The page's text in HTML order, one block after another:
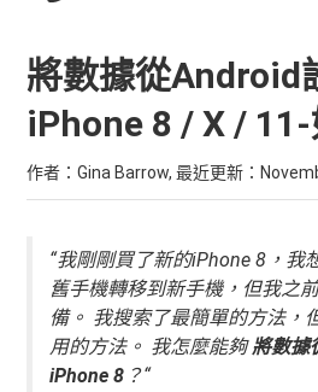
將數據從Android
iPhone 8 / X /
作者：Gina Barrow, 最近更新：
“我剛剛買了新的iPhone 8，我
舊手機轉移到新手機，但我之
備。 我搜索了最簡單的方法，
用的方法。 我怎麼能夠將數據
iPhone 8 ？“